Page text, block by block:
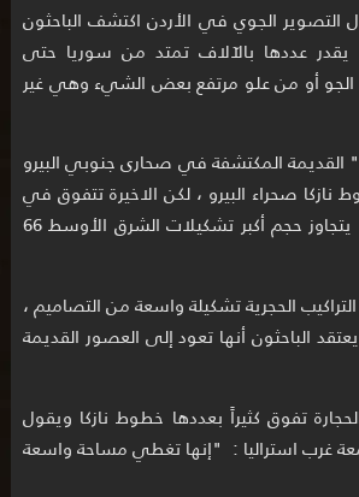
التصوير الجوي في الأردن اكتشف الباحثون
يقدر عددها بالآلاف تمتد من سوريا حتى
الجو أو من علو مرتفع بعض الشيء وهي غير
" القديمة المكتشفة في صحارى جنوبي البيرو
قدماً بأكثر من 2400 سنة من خطوط نازكا صحراء البيرو ، لكن الاخيرة تتفوق في
حجم التشكيلات إذ يمتد أكبرها أكثر من 200 متر بينما لا يتجاوز حجم أكبر تشكيلات الشرق الأوسط 66
الحجرية تشكيلة واسعة من التصاميم ،
الباحثون أنها تعود إلى العصور القديمة
تفوق كثيراً بعددها خطوط نازكا ويقول
غرب استراليا : "إنها تغطي مساحة واسعة